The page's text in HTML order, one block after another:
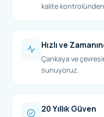
kalite
Hızlı ve
Çankaya ve
sunuyoruz.
20 Yıllık Güven